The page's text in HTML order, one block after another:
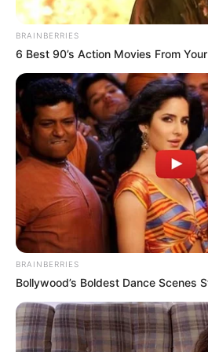
Captura de pantalla
Audiencia contra Nicolás Petro,
Por:Elsy Margarita Beleño Cantillo
Noviembre 5, 2025
BRAINBERRIES
6 Best 90’s Action Movies From
BRAINBERRIES
Bollywood’s Boldest Dance Scenes